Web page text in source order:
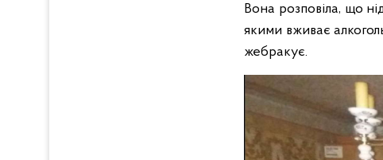
Вона розповіла, що
якими вживає
жебракує.